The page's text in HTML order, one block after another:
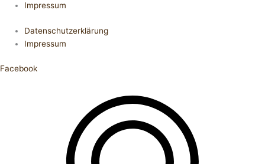
Impressum
Datenschutzerklärung
Impressum
Facebook